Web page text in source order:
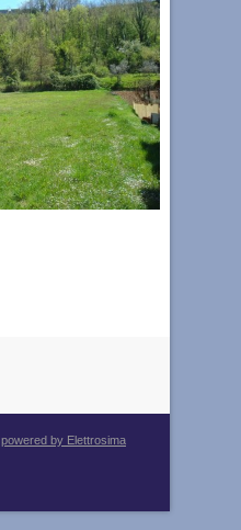
powered by Elettrosima